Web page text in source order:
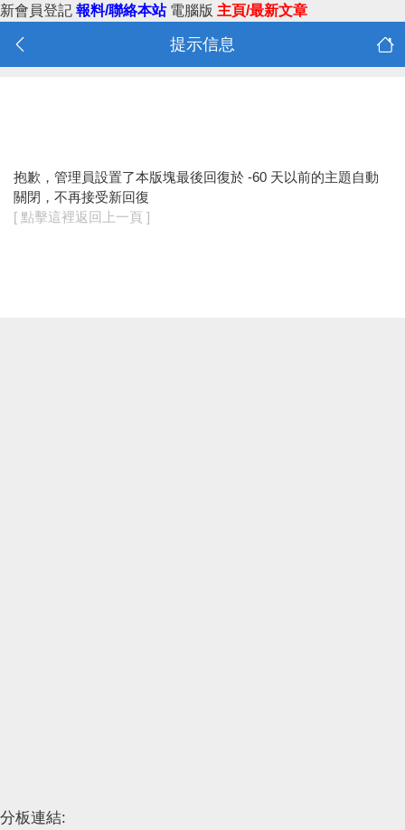
新會員登記 報料/聯絡本站 電腦版 主頁/最新文章
提示信息
抱歉，管理員設置了本版塊最後回復於 -60 天以前的主題自動
關閉，不再接受新回復
[ 點擊這裡返回上一頁 ]
分板連結: